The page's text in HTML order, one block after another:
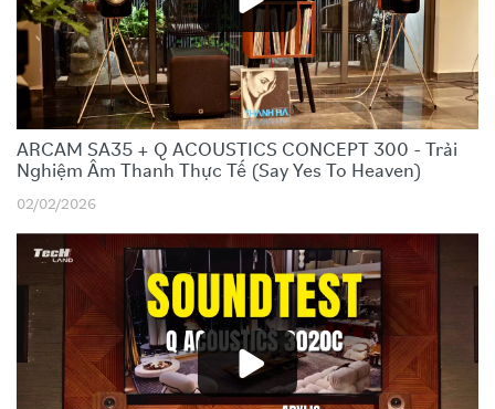
ARCAM SA35 + Q ACOUSTICS CONCEPT 300 - Trải
Nghiệm Âm Thanh Thực Tế (Say Yes To Heaven)
02/02/2026